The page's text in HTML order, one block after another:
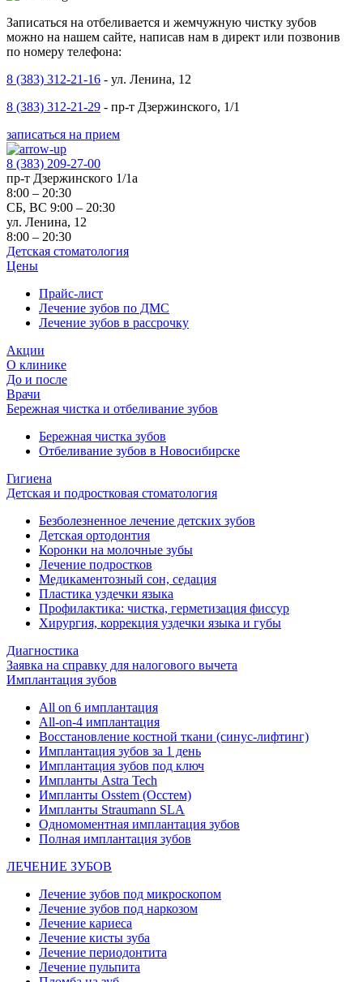
Записаться на отбеливается и жемчужную чистку зубов
можно на нашем сайте, написав нам в директ или позвонив
по номеру телефона:
8 (383) 312-21-16 - ул. Ленина, 12
8 (383) 312-21-29 - пр-т Дзержинского, 1/1
записаться на прием
8 (383) 209-27-00
пр-т Дзержинского 1/1а
8:00 – 20:30
СБ, ВС 9:00 – 20:30
ул. Ленина, 12
8:00 – 20:30
Детская стоматология
Цены
Прайс-лист
Лечение зубов по ДМС
Лечение зубов в рассрочку
Акции
О клинике
До и после
Врачи
Бережная чистка и отбеливание зубов
Бережная чистка зубов
Отбеливание зубов в Новосибирске
Гигиена
Детская и подростковая стоматология
Безболезненное лечение детских зубов
Детская ортодонтия
Коронки на молочные зубы
Лечение подростков
Медикаментозный сон, седация
Пластика уздечки языка
Профилактика: чистка, герметизация фиссур
Хирургия, коррекция уздечки языка и губы
Диагностика
Заявка на справку для налогового вычета
Имплантация зубов
All on 6 имплантация
All-on-4 имплантация
Восстановление костной ткани (синус-лифтинг)
Имплантация зубов за 1 день
Имплантация зубов под ключ
Импланты Astra Tech
Импланты Osstem (Осстем)
Импланты Straumann SLA
Одномоментная имплантация зубов
Полная имплантация зубов
ЛЕЧЕНИЕ ЗУБОВ
Лечение зубов под микроскопом
Лечение зубов под наркозом
Лечение кариеса
Лечение кисты зуба
Лечение периодонтита
Лечение пульпита